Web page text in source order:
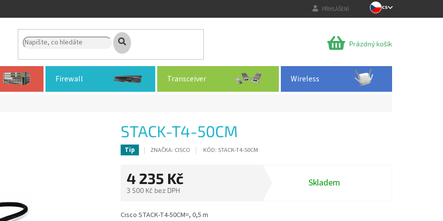
PŘIHLÁŠENÍ CS
NÁKUPNÍ
Prázdný košík
Firewall Transceiver Wireless
STACK-T4-50CM
Tip ZNAČKA: CISCO KÓD: STACK-T4-50CM
4 235 Kč
3 500 Kč bez DPH
cena:
Skladem
Cisco STACK-T4-50CM=, 0,5 m